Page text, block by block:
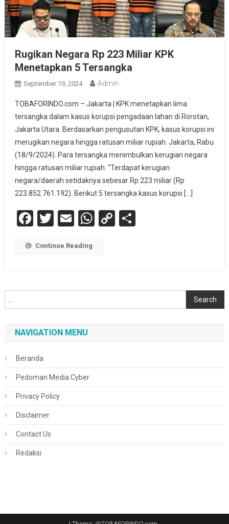
Rugikan Negara Rp 223 Miliar KPK
Menetapkan 5 Tersangka
September 19, 2024 Admin
TOBAFORINDO.com – Jakarta | KPK menetapkan lima
tersangka dalam kasus korupsi pengadaan lahan di Rorotan,
Jakarta Utara. Berdasarkan pengusutan KPK, kasus korupsi ini
merugikan negara hingga ratusan miliar rupiah. Jakarta, Rabu
(18/9/2024). Para tersangka menimbulkan kerugian negara
hingga ratusan miliar rupiah. “Terdapat kerugian
negara/daerah setidaknya sebesar Rp 223 miliar (Rp
223.852.761.192). Berikut 5 tersangka kasus korupsi […]
Facebook
Twitter
EmailWhatsApp
CopyShare
Continue Reading
Search
NAVIGATION MENU
Beranda
Pedoman Media Cyber
Privacy Policy
Disclaimer
Contact Us
Redaksi